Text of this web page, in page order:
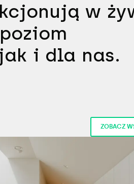
w
i dla nas.
ZOBACZ